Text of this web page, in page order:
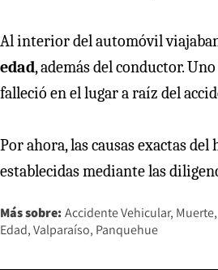
Al interior del automóvil
edad, además del conductor.
falleció en el lugar a raíz del
Por ahora, las causas exactas del
establecidas mediante las
Más sobre: Accidente Vehicular Muerte
Edad Valparaíso Panquehue